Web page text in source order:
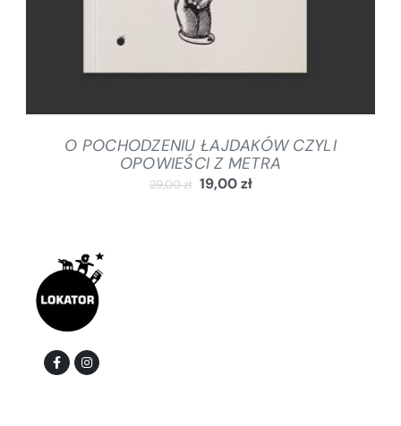
O POCHODZENIU ŁAJDAKÓW CZYLI
OPOWIEŚCI Z METRA
29,00zł 19,00zł